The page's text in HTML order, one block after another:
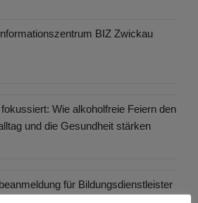
BIZ Zwickau
Wie alkoholfreie Feiern den
und die Gesundheit stärken
für Bildungsdienstleister